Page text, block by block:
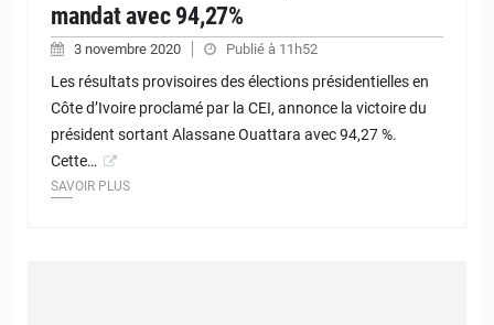
mandat avec 94,27%
3 novembre 2020 Publié à 11h52
Les résultats provisoires des élections présidentielles en
Côte d’Ivoire proclamé par la CEI, annonce la victoire du
président sortant Alassane Ouattara avec 94,27 %.
Cette…
SAVOIR PLUS